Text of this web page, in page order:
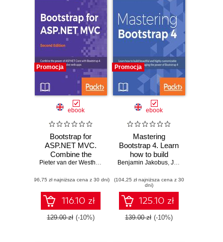
Promocja
ebook
Bootstrap for
ASP.NET MVC.
Combine the
power of ASP.NET
Bootstrap 4 to build
elegant,
responsive web
apps - Second
Edition
Pieter van der Westhuizen
(96,75 zł najniższa cena z 30 dni)
116.10 zł
129.00 zł (-10%)
Promocja
ebook
Mastering
Bootstrap 4. Learn
how to build
beautiful and highly
interfaces by
leveraging the
power of Bootstrap
4
Benjamin Jakobus, Jason Marah
(104,25 zł najniższa cena z 30
dni)
125.10 zł
139.00 zł (-10%)